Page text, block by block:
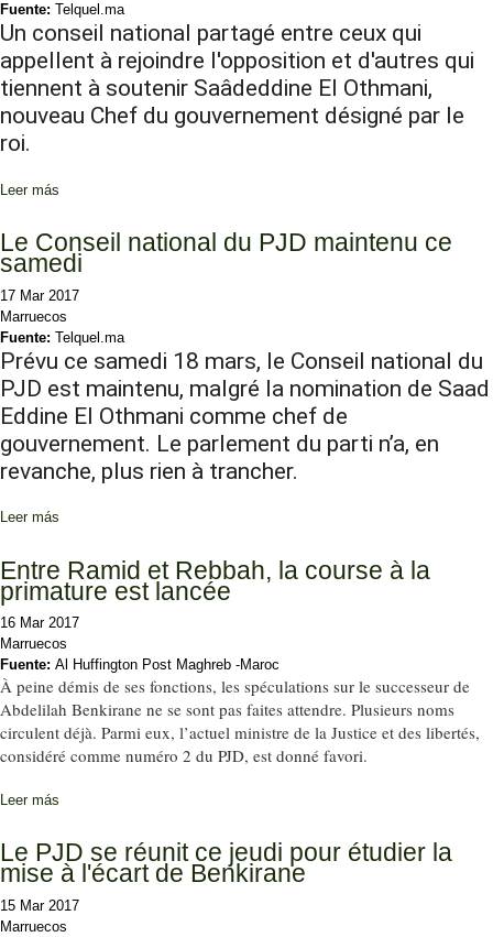
Fuente: Telquel.ma
Un conseil national partagé entre ceux qui
appellent à rejoindre l'opposition et d'autres qui
tiennent à soutenir Saâdeddine El Othmani,
nouveau Chef du gouvernement désigné par le
roi.
Leer más
Le Conseil national du PJD maintenu ce
samedi
17 Mar 2017
Marruecos
Fuente: Telquel.ma
Prévu ce samedi 18 mars, le Conseil national du
PJD est maintenu, malgré la nomination de Saad
Eddine El Othmani comme chef de
gouvernement. Le parlement du parti n’a, en
revanche, plus rien à trancher.
Leer más
Entre Ramid et Rebbah, la course à la
primature est lancée
16 Mar 2017
Marruecos
Fuente: Al Huffington Post Maghreb -Maroc
À peine démis de ses fonctions, les spéculations sur le successeur de
Abdelilah Benkirane ne se sont pas faites attendre. Plusieurs noms
circulent déjà. Parmi eux, l’actuel ministre de la Justice et des libertés,
considéré comme numéro 2 du PJD, est donné favori.
Leer más
Le PJD se réunit ce jeudi pour étudier la
mise à l'écart de Benkirane
15 Mar 2017
Marruecos